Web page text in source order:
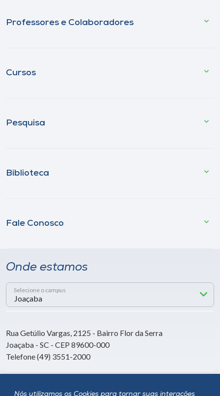
Nós utilizamos os Cookies para tornar suas interações
Professores e Colaboradores
Cursos
Pesquisa
Biblioteca
Fale Conosco
Onde estamos
Selecione o campus
Rua Getúlio Vargas, 2125 - Bairro Flor da Serra
Joaçaba - SC - CEP 89600-000
Telefone (49) 3551-2000
Siga a Unoesc